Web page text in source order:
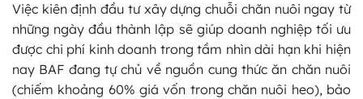
Việc kiên định đầu tư xây dựng chuỗi chăn nuôi ngay từ
những ngày đầu thành lập sẽ giúp doanh nghiệp tối ưu
được chi phí kinh doanh trong tầm nhìn dài hạn khi hiện
nay BAF đang tự chủ về nguồn cung thức ăn chăn nuôi
(chiếm khoảng 60% giá vốn trong chăn nuôi heo), bảo